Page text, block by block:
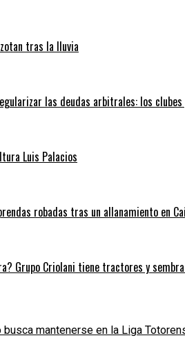
tras la lluvia
las deudas arbitrales: los
Luis Palacios
robadas tras un allanamiento en
Grupo Criolani tiene tractores y
mantenerse en la Liga